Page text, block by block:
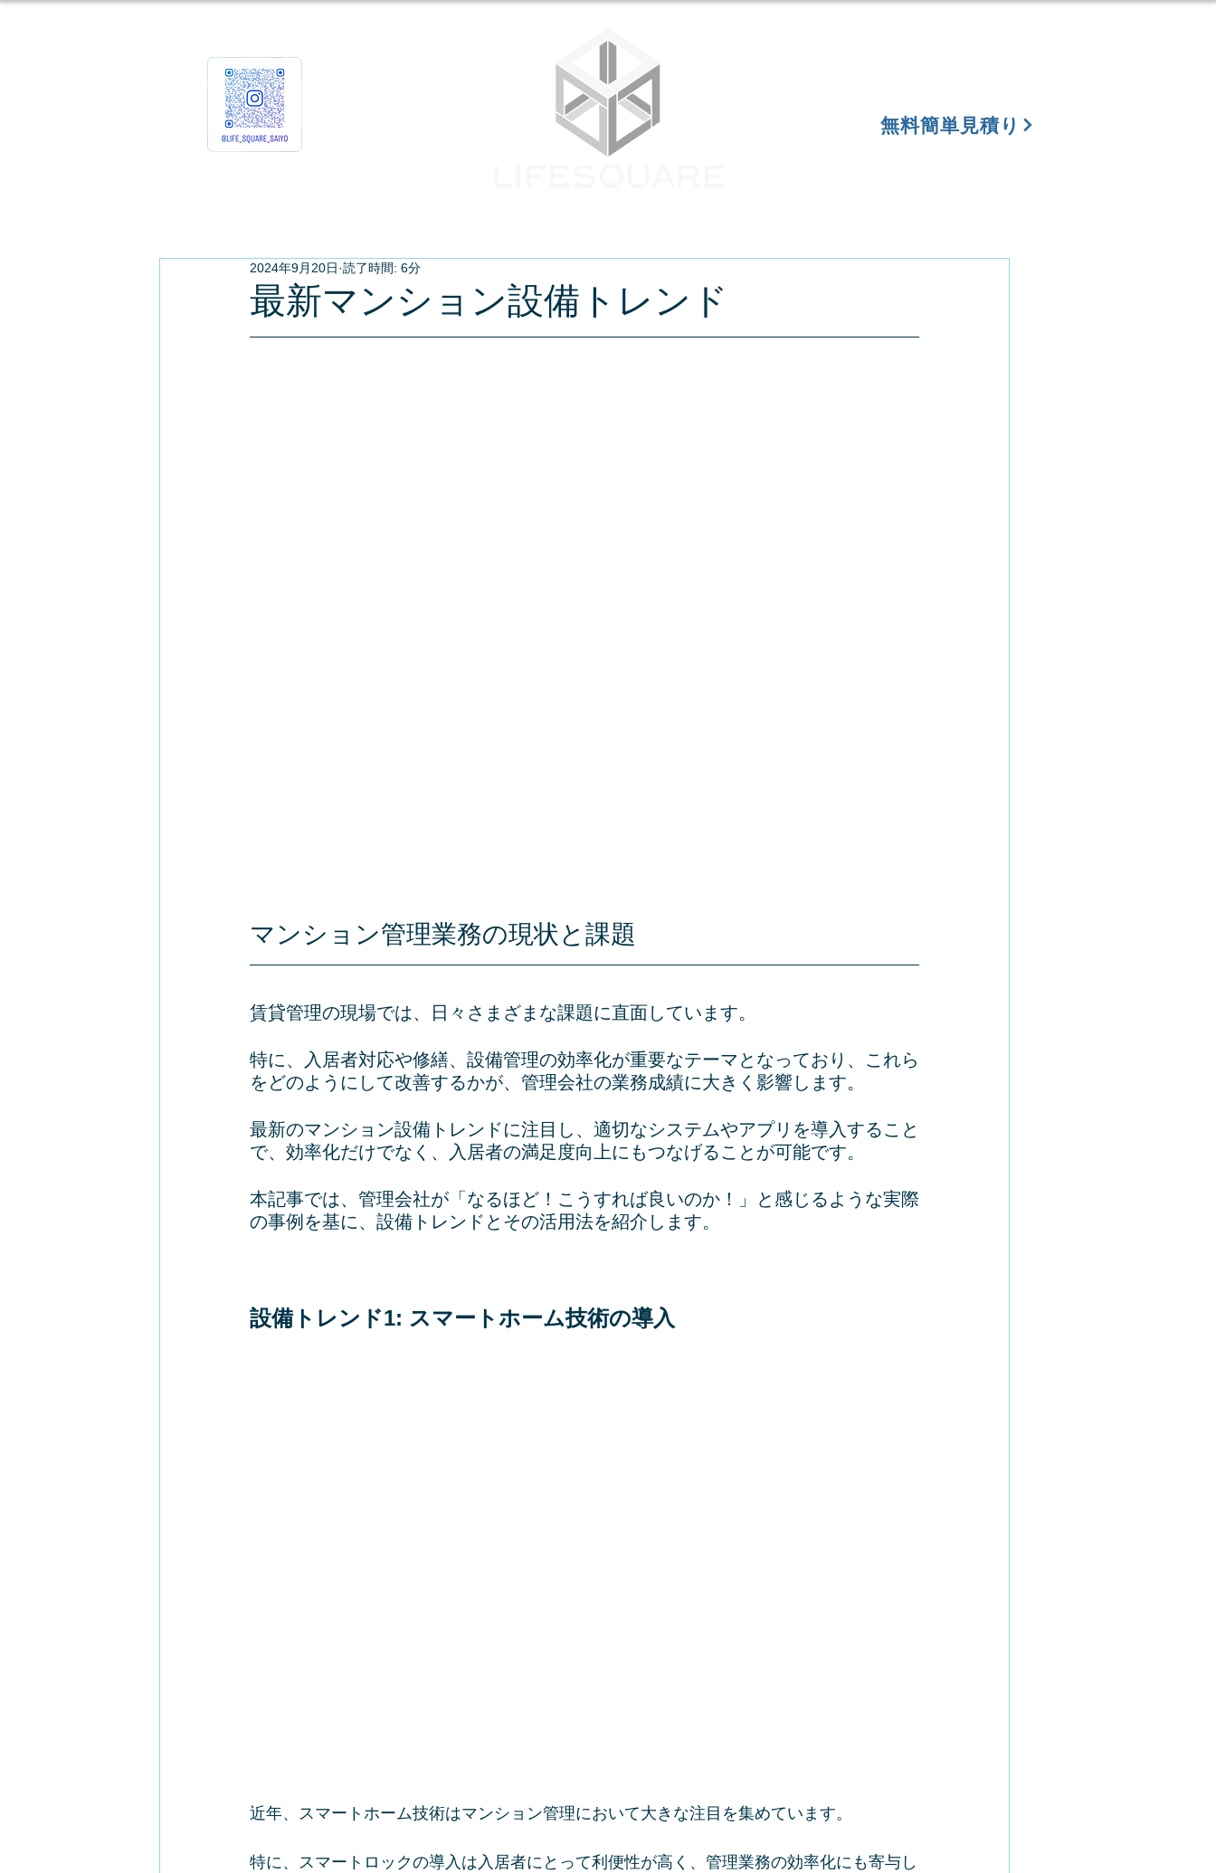
無料簡単見積り
最新マンション設備トレンド
2024年9月20日 読了時間: 6分
マンション管理業務の現状と課題
賃貸管理の現場では、日々さまざまな課題に直面しています。
特に、入居者対応や修繕、設備管理の効率化が重要なテーマとなっており、これら
をどのようにして改善するかが、管理会社の業務成績に大きく影響します。
最新のマンション設備トレンドに注目し、適切なシステムやアプリを導入すること
で、効率化だけでなく、入居者の満足度向上にもつなげることが可能です。
本記事では、管理会社が「なるほど！こうすれば良いのか！」と感じるような実際
の事例を基に、設備トレンドとその活用法を紹介します。
設備トレンド1: スマートホーム技術の導入
近年、スマートホーム技術はマンション管理において大きな注目を集めています。
特に、スマートロックの導入は入居者にとって利便性が高く、管理業務の効率化にも寄与し